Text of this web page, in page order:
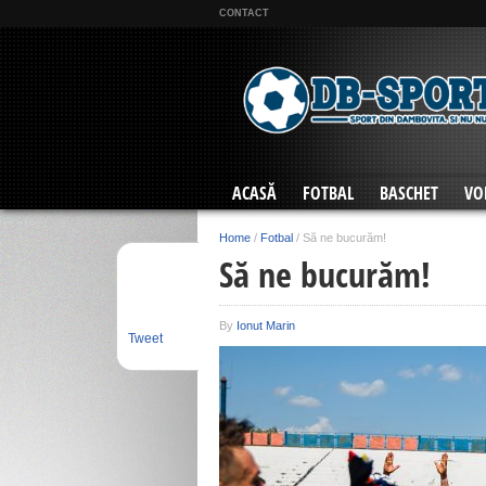
CONTACT
ACASĂ FOTBAL BASCHET
Home / Fotbal / Să ne bucurăm!
Să ne bucurăm!
By Ionut Marin
Tweet